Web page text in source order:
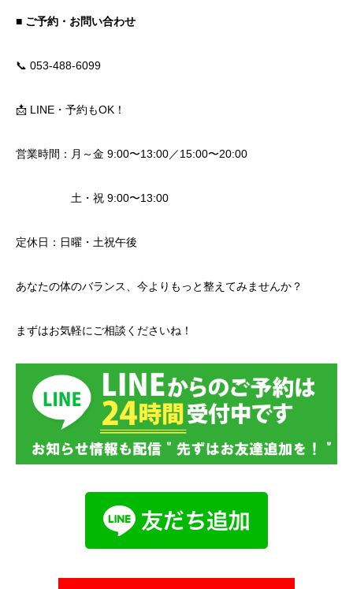
■ ご予約・お問い合わせ
📞 053-488-6099
📩 LINE・予約もOK！
営業時間：月～金 9:00〜13:00／15:00〜20:00
土・祝 9:00〜13:00
定休日：日曜・土祝午後
あなたの体のバランス、今よりもっと整えてみませんか？
まずはお気軽にご相談くださいね！